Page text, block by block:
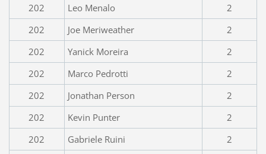
202
Leo Menalo
2
202
Joe Meriweather
2
202
Yanick Moreira
2
202
Marco Pedrotti
2
202
Jonathan Person
2
202
Kevin Punter
2
202
Gabriele Ruini
2